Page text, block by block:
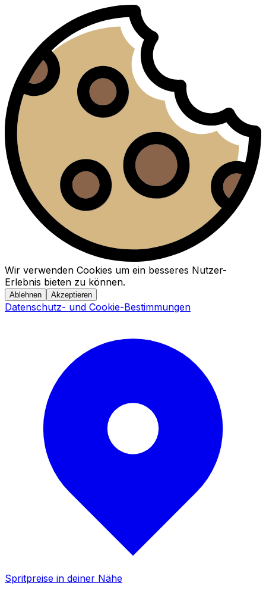
Wir verwenden Cookies um ein besseres Nutzer-
Erlebnis bieten zu können.
Ablehnen Akzeptieren
Datenschutz- und Cookie-Bestimmungen
Spritpreise in deiner Nähe